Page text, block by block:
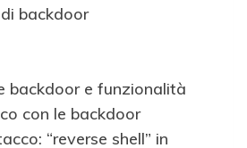
backdoor
backdoor e funzionalità
con le backdoor
“reverse shell” in